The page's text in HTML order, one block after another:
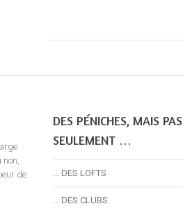
de
DES PÉNICHES, MAIS PAS
SEULEMENT …
… DES LOFTS
… DES CLUBS